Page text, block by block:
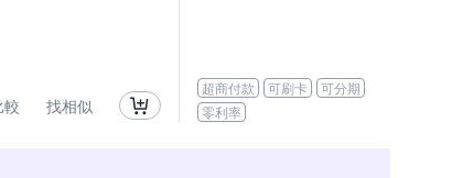
較 找相似
超商付款 可刷卡
可分期
零利率